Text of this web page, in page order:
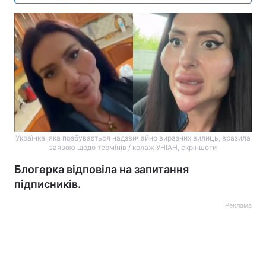
Українка, яка позбувається надзвичайно виразних вилиць, вразила
заявою щодо термінів / колаж УНІАН, скріншоти
Блогерка відповіла на запитання
підписників.
Реклама